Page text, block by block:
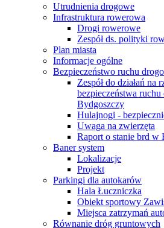
Utrudnienia drogowe
Infrastruktura rowerowa
Drogi rowerowe
Zespół ds. polityki
Plan miasta
Informacje ogólne
Bezpieczeństwo ruchu
Zespół do działań na
bezpieczeństwa
Bydgoszczy
Hulajnogi -
Uwaga na zwierzęta
Raport o stanie brd w
Baner system
Lokalizacje
Projekt
Parkingi dla autokarów
Hala Łuczniczka
Obiekt sportowy
Miejsca zatrzymań
Równanie dróg gruntowych